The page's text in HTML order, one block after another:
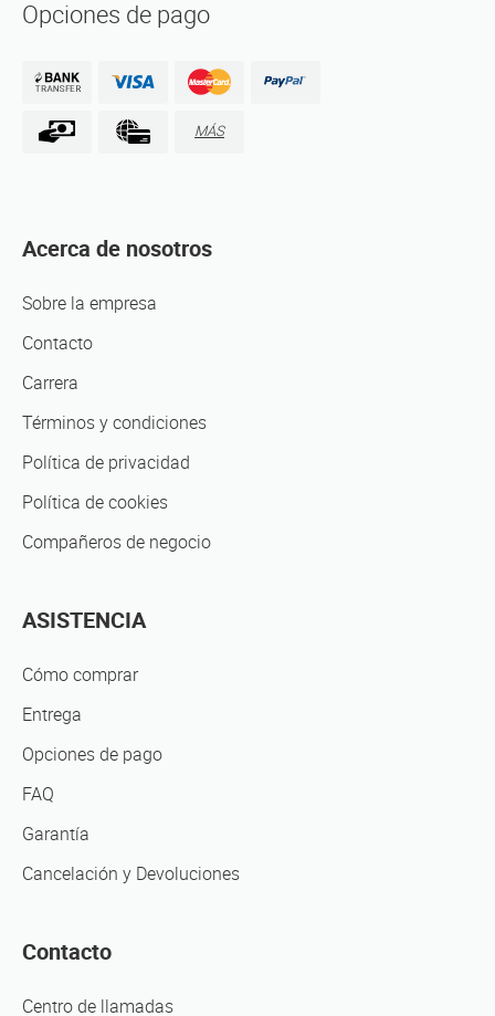
Opciones de pago
MÁS
Acerca de nosotros
Sobre la empresa
Contacto
Carrera
Términos y condiciones
Política de privacidad
Política de cookies
Compañeros de negocio
ASISTENCIA
Cómo comprar
Entrega
Opciones de pago
FAQ
Garantía
Cancelación y Devoluciones
Contacto
Centro de llamadas